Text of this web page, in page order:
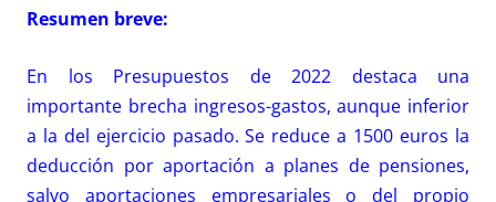
Resumen breve:
En los Presupuestos de 2022 destaca una
importante brecha ingresos-gastos, aunque inferior
a la del ejercicio pasado. Se reduce a 1500 euros la
deducción por aportación a planes de pensiones,
salvo aportaciones empresariales o del propio